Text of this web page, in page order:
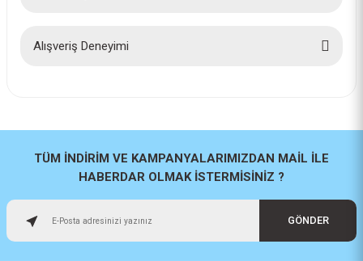
Alışveriş Deneyimi
orijinal
H... U... | 02/06/2026
TÜM İNDİRİM VE KAMPANYALARIMIZDAN MAİL İLE
HABERDAR OLMAK İSTERMİSİNİZ ?
GÖNDER